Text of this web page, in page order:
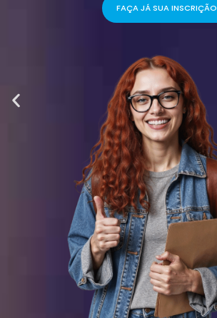
FAÇA JÁ SUA INSCRIÇÃO